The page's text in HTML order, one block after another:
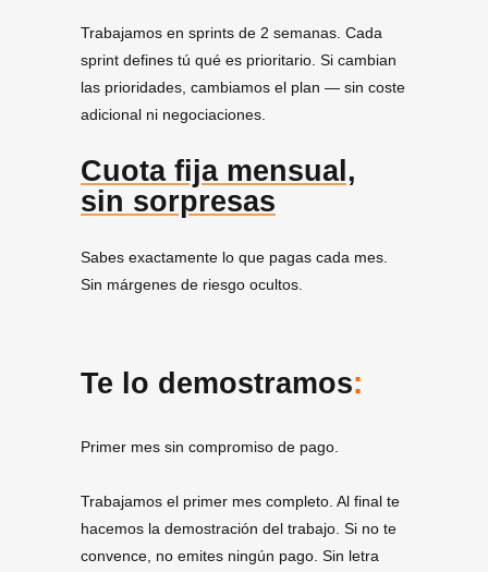
Trabajamos en sprints de 2 semanas. Cada
sprint defines tú qué es prioritario. Si cambian
las prioridades, cambiamos el plan — sin coste
adicional ni negociaciones.
Cuota fija mensual,
sin sorpresas
Sabes exactamente lo que pagas cada mes.
Sin márgenes de riesgo ocultos.
Te lo demostramos:
Primer mes sin compromiso de pago.
Trabajamos el primer mes completo. Al final te
hacemos la demostración del trabajo. Si no te
convence, no emites ningún pago. Sin letra